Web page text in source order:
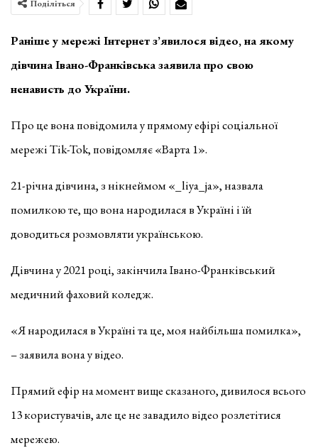
Поділіться
Раніше у мережі Інтернет з’явилося відео, на якому
дівчина Івано-Франківська заявила про свою
ненависть до України.
Про це вона повідомила у прямому ефірі соціальної
мережі Tik-Tok, повідомляє «Варта 1».
21-річна дівчина, з нікнеймом «_liya_ja», назвала
помилкою те, що вона народилася в Україні і їй
доводиться розмовляти українською.
Дівчина у 2021 році, закінчила Івано-Франківський
медичний фаховий коледж.
«Я народилася в Україні та це, моя найбільша помилка»,
– заявила вона у відео.
Прямий ефір на момент вище сказаного, дивилося всього
13 користувачів, але це не завадило відео розлетітися
мережею.